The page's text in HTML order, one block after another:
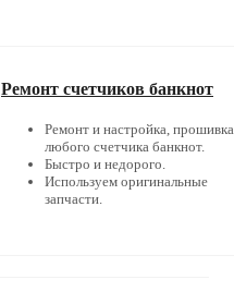
Ремонт счетчиков банкнот
Ремонт и настройка, прошивка
любого счетчика банкнот.
Быстро и недорого.
Используем оригинальные
запчасти.